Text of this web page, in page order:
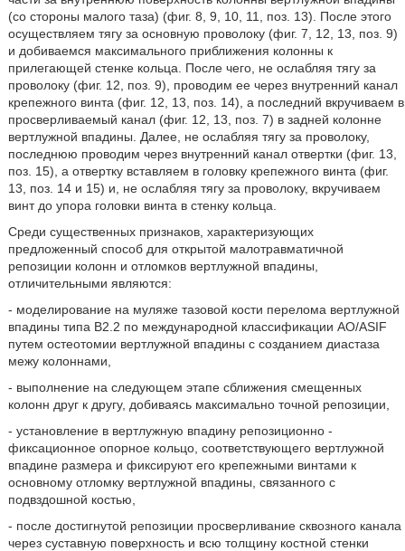
(со стороны малого таза) (фиг. 8, 9, 10, 11, поз. 13). После этого
осуществляем тягу за основную проволоку (фиг. 7, 12, 13, поз. 9)
и добиваемся максимального приближения колонны к
прилегающей стенке кольца. После чего, не ослабляя тягу за
проволоку (фиг. 12, поз. 9), проводим ее через внутренний канал
крепежного винта (фиг. 12, 13, поз. 14), а последний вкручиваем в
просверливаемый канал (фиг. 12, 13, поз. 7) в задней колонне
вертлужной впадины. Далее, не ослабляя тягу за проволоку,
последнюю проводим через внутренний канал отвертки (фиг. 13,
поз. 15), а отвертку вставляем в головку крепежного винта (фиг.
13, поз. 14 и 15) и, не ослабляя тягу за проволоку, вкручиваем
винт до упора головки винта в стенку кольца.
Среди существенных признаков, характеризующих
предложенный способ для открытой малотравматичной
репозиции колонн и отломков вертлужной впадины,
отличительными являются:
- моделирование на муляже тазовой кости перелома вертлужной
впадины типа В2.2 по международной классификации AO/ASIF
путем остеотомии вертлужной впадины с созданием диастаза
межу колоннами,
- выполнение на следующем этапе сближения смещенных
колонн друг к другу, добиваясь максимально точной репозиции,
- установление в вертлужную впадину репозиционно -
фиксационное опорное кольцо, соответствующего вертлужной
впадине размера и фиксируют его крепежными винтами к
основному отломку вертлужной впадины, связанного с
подвздошной костью,
- после достигнутой репозиции просверливание сквозного канала
через суставную поверхность и всю толщину костной стенки